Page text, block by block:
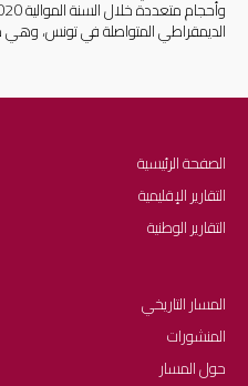
الديمقراطي المتواصلة في تونس،
الصفحة الرئيسية
التقارير الإقليمية
التقارير الوطنية
المسار التاريخي
المنشورات
حول المسار